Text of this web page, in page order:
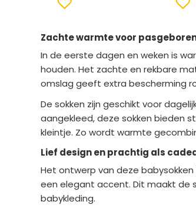
Zachte warmte voor
In de eerste dagen en weken is
houden. Het zachte en rekbare
omslag geeft extra bescherming
De sokken zijn geschikt voor
aangekleed, deze sokken bieden
kleintje. Zo wordt warmte
Lief design en prachtig als
Het ontwerp van deze
een elegant accent. Dit maakt de
babykleding.